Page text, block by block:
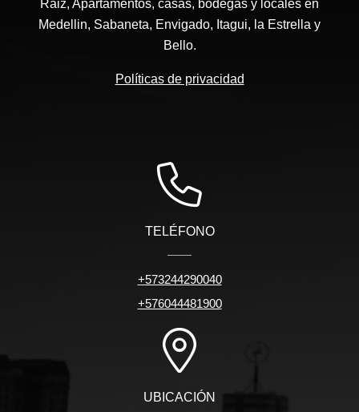
Raiz, Apartamentos, casas, bodegas y locales en
Medellin, Sabaneta, Envigado, Itagui, la Estrella y
Bello.
Políticas de privacidad
TELÉFONO
+573244290040
+576044481900
UBICACIÓN